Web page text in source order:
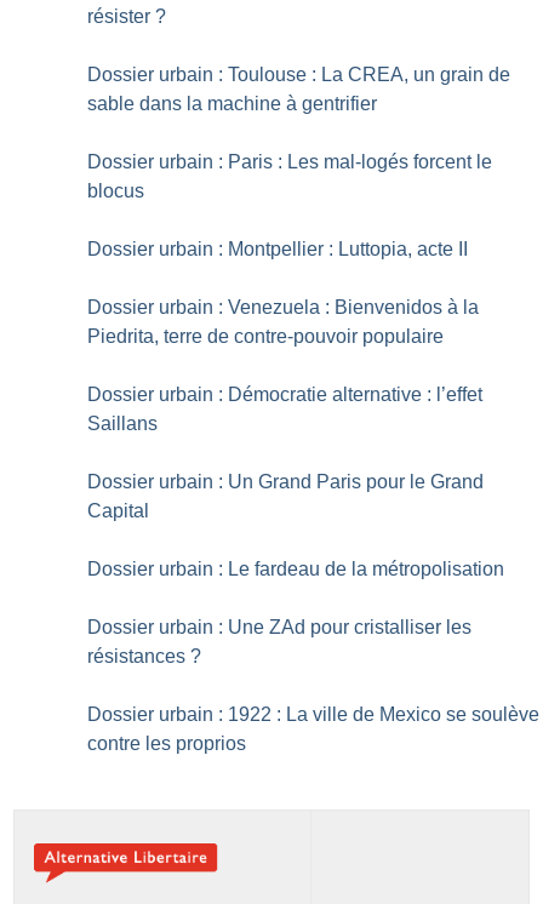
résister ?
Dossier urbain : Toulouse : La CREA, un grain de
sable dans la machine à gentrifier
Dossier urbain : Paris : Les mal-logés forcent le
blocus
Dossier urbain : Montpellier : Luttopia, acte II
Dossier urbain : Venezuela : Bienvenidos à la
Piedrita, terre de contre-pouvoir populaire
Dossier urbain : Démocratie alternative : l’effet
Saillans
Dossier urbain : Un Grand Paris pour le Grand
Capital
Dossier urbain : Le fardeau de la métropolisation
Dossier urbain : Une ZAd pour cristalliser les
résistances ?
Dossier urbain : 1922 : La ville de Mexico se soulève
contre les proprios